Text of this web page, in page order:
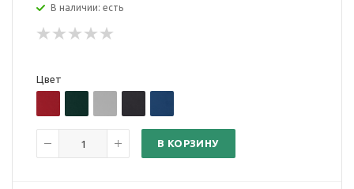
В наличии: есть
Цвет
В КОРЗИНУ